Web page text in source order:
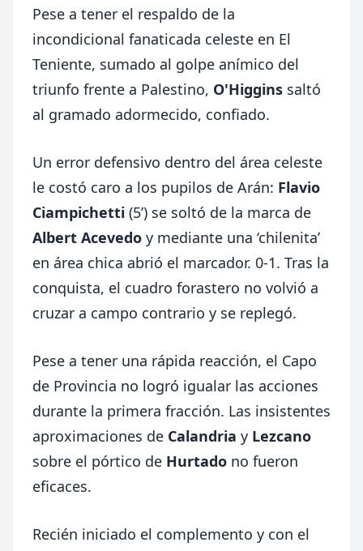
Pese a tener el respaldo de la
incondicional fanaticada celeste en El
Teniente, sumado al golpe anímico del
triunfo frente a Palestino, O'Higgins saltó
al gramado adormecido, confiado.
Un error defensivo dentro del área celeste
le costó caro a los pupilos de Arán: Flavio
Ciampichetti (5’) se soltó de la marca de
Albert Acevedo y mediante una ‘chilenita’
en área chica abrió el marcador. 0-1. Tras la
conquista, el cuadro forastero no volvió a
cruzar a campo contrario y se replegó.
Pese a tener una rápida reacción, el Capo
de Provincia no logró igualar las acciones
durante la primera fracción. Las insistentes
aproximaciones de Calandria y Lezcano
sobre el pórtico de Hurtado no fueron
eficaces.
Recién iniciado el complemento y con el